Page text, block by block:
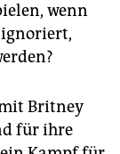
wenn
mit Britney
für ihre